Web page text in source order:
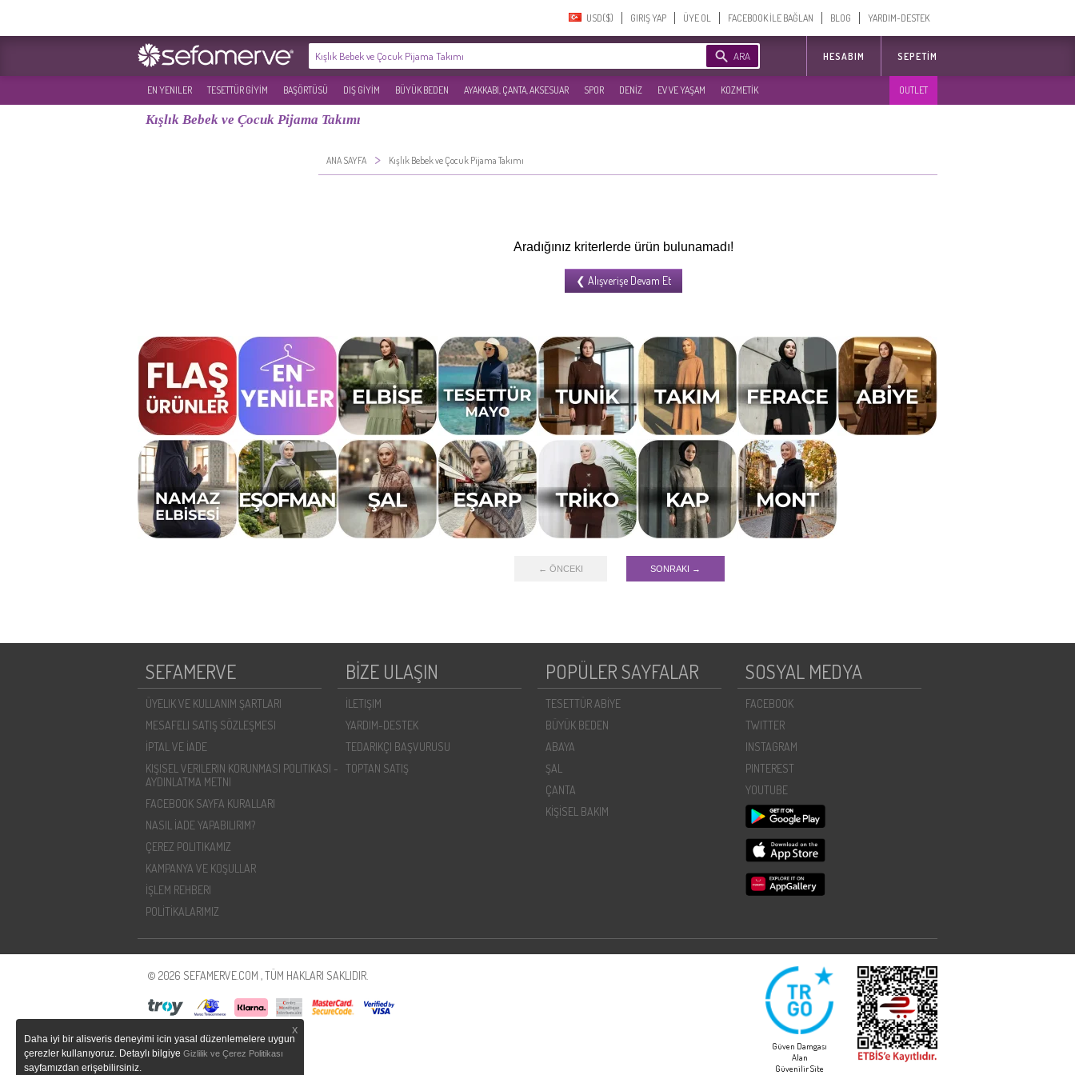
USD($)‎ GIRIŞ YAP ÜYE OL FACEBOOK İLE BAĞLAN BLOG YARDIM-DESTEK
ARA HESABIM SEPETIM
EN YENILER TESETTÜR GİYİM BAŞÖRTÜSÜ DIŞ GİYİM BÜYÜK BEDEN AYAKKABI, ÇANTA, AKSESUAR SPOR DENİZ EV VE YAŞAM KOZMETİK OUTLET
Kışlık Bebek ve Çocuk Pijama Takımı
ANA SAYFA > Kışlık Bebek ve Çocuk Pijama Takımı
Aradığınız kriterlerde ürün bulunamadı!
← ÖNCEKI SONRAKI →
SEFAMERVE
ÜYELIK VE KULLANIM ŞARTLARI
MESAFELI SATIŞ SÖZLEŞMESI
İPTAL VE İADE
KIŞISEL VERILERIN KORUNMASI POLITIKASI -
AYDINLATMA METNI
FACEBOOK SAYFA KURALLARI
NASIL İADE YAPABILIRIM?
ÇEREZ POLITIKAMIZ
KAMPANYA VE KOŞULLAR
İŞLEM REHBERI
POLİTİKALARIMIZ
BİZE ULAŞIN
İLETIŞIM
YARDIM-DESTEK
TEDARIKÇI BAŞVURUSU
TOPTAN SATIŞ
POPÜLER SAYFALAR
TESETTÜR ABİYE
BÜYÜK BEDEN
ABAYA
ŞAL
ÇANTA
KİŞİSEL BAKIM
SOSYAL MEDYA
FACEBOOK
TWITTER
INSTAGRAM
PINTEREST
YOUTUBE
© 2026 SEFAMERVE.COM , TÜM HAKLARI SAKLIDIR.
Güven Damgası
Alan
Güvenilir Site
X
Daha iyi bir alisveris deneyimi icin yasal düzenlemelere uygun
çerezler kullanıyoruz. Detaylı bilgiye Gizlilik ve Çerez Politikası
sayfamızdan erişebilirsiniz.